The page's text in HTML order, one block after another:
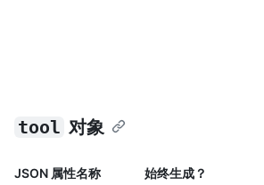
tool 对象
JSON 属性名称 始终生成？